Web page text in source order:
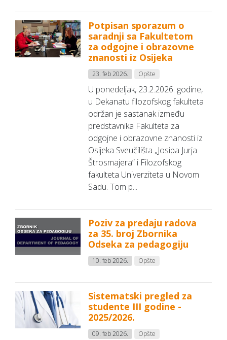
Potpisan sporazum o
saradnji sa Fakultetom
za odgojne i obrazovne
znanosti iz Osijeka
23. feb 2026. Opšte
U ponedeljak, 23.2.2026. godine,
u Dekanatu filozofskog fakulteta
održan je sastanak između
predstavnika Fakulteta za
odgojne i obrazovne znanosti iz
Osijeka Sveučilišta „Josipa Jurja
Štrosmajera“ i Filozofskog
fakulteta Univerziteta u Novom
Sadu. Tom p...
Poziv za predaju radova
za 35. broj Zbornika
Odseka za pedagogiju
10. feb 2026. Opšte
Sistematski pregled za
studente III godine -
2025/2026.
09. feb 2026. Opšte